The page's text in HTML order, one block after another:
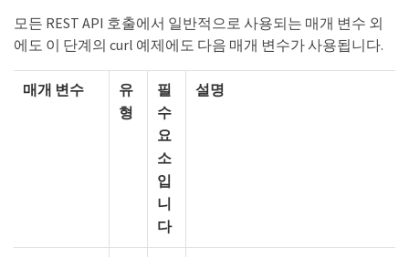
모든 REST API 호출에서 일반적으로 사용되는 매개 변수 외
에도 이 단계의 curl 예제에도 다음 매개 변수가 사용됩니다.
매개 변수
유
형
필
수
요
소
입
니
다
설명